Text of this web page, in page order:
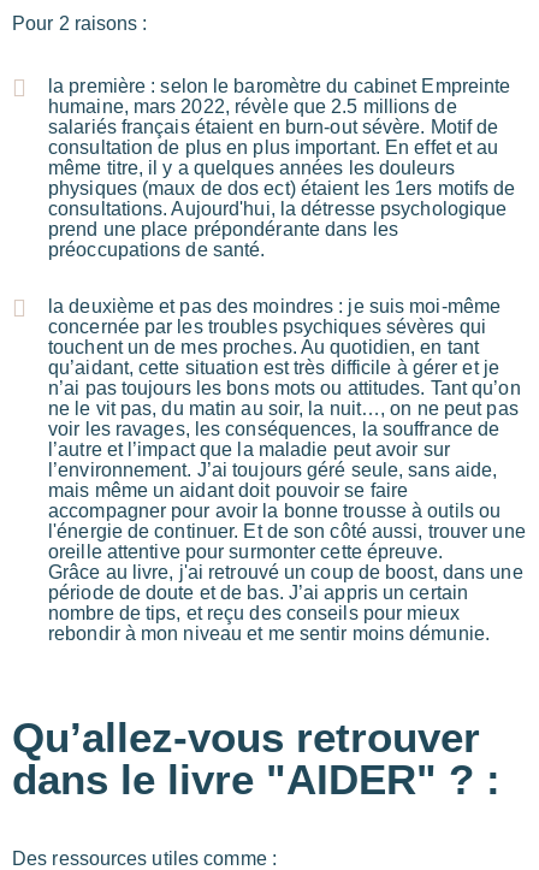
Pour 2 raisons :
la première : selon le baromètre du cabinet Empreinte
humaine, mars 2022, révèle que 2.5 millions de
salariés français étaient en burn-out sévère. Motif de
consultation de plus en plus important. En effet et au
même titre, il y a quelques années les douleurs
physiques (maux de dos ect) étaient les 1ers motifs de
consultations. Aujourd'hui, la détresse psychologique
prend une place prépondérante dans les
préoccupations de santé.
la deuxième et pas des moindres : je suis moi-même
concernée par les troubles psychiques sévères qui
touchent un de mes proches. Au quotidien, en tant
qu’aidant, cette situation est très difficile à gérer et je
n’ai pas toujours les bons mots ou attitudes. Tant qu’on
ne le vit pas, du matin au soir, la nuit…, on ne peut pas
voir les ravages, les conséquences, la souffrance de
l’autre et l’impact que la maladie peut avoir sur
l’environnement. J’ai toujours géré seule, sans aide,
mais même un aidant doit pouvoir se faire
accompagner pour avoir la bonne trousse à outils ou
l'énergie de continuer. Et de son côté aussi, trouver une
oreille attentive pour surmonter cette épreuve.
Grâce au livre, j'ai retrouvé un coup de boost, dans une
période de doute et de bas. J’ai appris un certain
nombre de tips, et reçu des conseils pour mieux
rebondir à mon niveau et me sentir moins démunie.
Qu’allez-vous retrouver
dans le livre "AIDER" ? :
Des ressources utiles comme :